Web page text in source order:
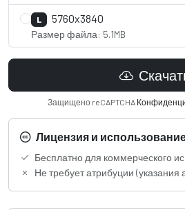
L 5760x3840
Размер файла: 5.1MB
Защищено reCAPTCHA
Лицензия и
Бесплатно для коммерческого
Не требует атрибуции (указания